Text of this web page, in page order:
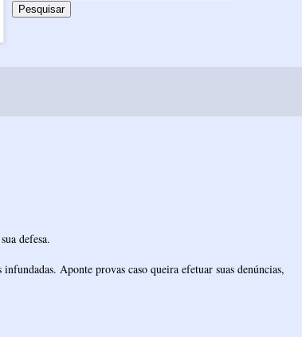
defesa.
Aponte provas caso queira efetuar suas denúncias,